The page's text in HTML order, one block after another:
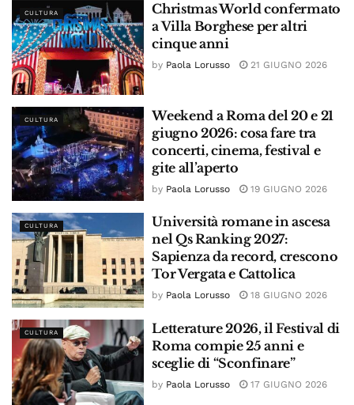
CULTURA
Christmas World confermato
a Villa Borghese per altri
cinque anni
by Paola Lorusso 21 GIUGNO 2026
CULTURA
Weekend a Roma del 20 e 21
giugno 2026: cosa fare tra
concerti, cinema, festival e
gite all’aperto
by Paola Lorusso 19 GIUGNO 2026
CULTURA
Università romane in ascesa
nel Qs Ranking 2027:
Sapienza da record, crescono
Tor Vergata e Cattolica
by Paola Lorusso 18 GIUGNO 2026
CULTURA
Letterature 2026, il Festival di
Roma compie 25 anni e
sceglie di “Sconfinare”
by Paola Lorusso 17 GIUGNO 2026